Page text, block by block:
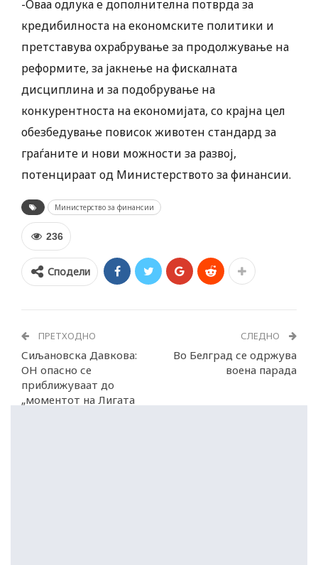
-Оваа одлука е дополнителна потврда за
кредибилноста на економските политики и
претставува охрабрување за продолжување на
реформите, за јакнење на фискалната
дисциплина и за подобрување на
конкурентноста на економијата, со крајна цел
обезбедување повисок животен стандард за
граѓаните и нови можности за развој,
потенцираат од Министерството за финансии.
Министерство за финансии
236
Сподели
ПРЕТХОДНО
Сиљановска Давкова:
ОН опасно се
приближуваат до
„моментот на Лигата
СЛЕДНО
Во Белград се одржува
воена парада